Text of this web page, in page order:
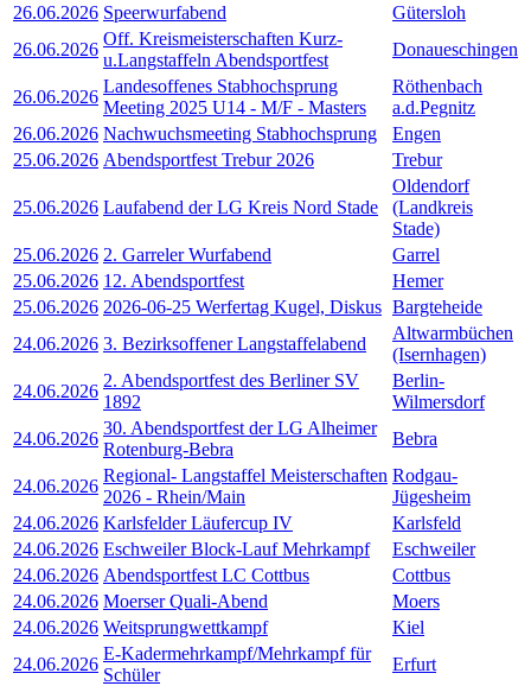
26.06.2026 Speerwurfabend
Gütersloh
26.06.2026
Off. Kreismeisterschaften Kurz-
u.Langstaffeln Abendsportfest
Donaueschingen
26.06.2026
Landesoffenes Stabhochsprung
Meeting 2025 U14 - M/F - Masters
Röthenbach
a.d.Pegnitz
26.06.2026 Nachwuchsmeeting Stabhochsprung
Engen
25.06.2026 Abendsportfest Trebur 2026 Trebur
25.06.2026 Laufabend der LG Kreis Nord Stade
Oldendorf
(Landkreis
Stade)
25.06.2026 2. Garreler Wurfabend
Garrel
25.06.2026 12. Abendsportfest
Hemer
25.06.2026 2026-06-25 Werfertag Kugel, Diskus Bargteheide
24.06.2026 3. Bezirksoffener Langstaffelabend
Altwarmbüchen
(Isernhagen)
24.06.2026
2. Abendsportfest des Berliner SV
1892
Berlin-
Wilmersdorf
24.06.2026
30. Abendsportfest der LG Alheimer
Rotenburg-Bebra
Bebra
24.06.2026
Regional- Langstaffel Meisterschaften
2026 - Rhein/Main
Rodgau-
Jügesheim
24.06.2026 Karlsfelder Läufercup IV
Karlsfeld
24.06.2026 Eschweiler Block-Lauf Mehrkampf
Eschweiler
24.06.2026 Abendsportfest LC Cottbus
Cottbus
24.06.2026 Moerser Quali-Abend
Moers
24.06.2026 Weitsprungwettkampf
Kiel
24.06.2026
E-Kadermehrkampf/Mehrkampf für
Schüler
Erfurt